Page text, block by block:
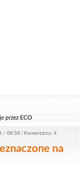
przez ECO
/ 08:58 Komentarzy: 4
na